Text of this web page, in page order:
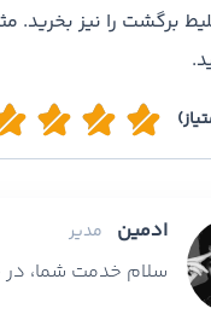
برگشت را نیز بخرید.
ادمین مدیر
سلام خدمت شما،